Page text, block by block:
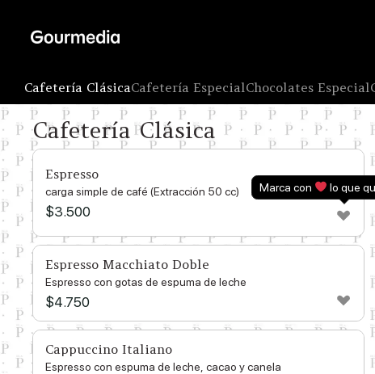
content
Cafetería ClásicaCafetería EspecialChocolates Especial
Cafetería Clásica
Espresso
carga simple de café (Extracción 50 cc)
$3.500
Espresso Macchiato Doble
Espresso con gotas de espuma de leche
$4.750
Cappuccino Italiano
Espresso con espuma de leche, cacao y canela
Marca con lo que